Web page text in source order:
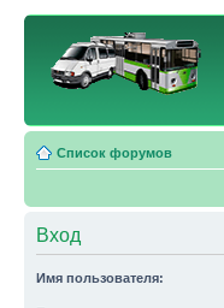
Список форумов
Вход
Имя пользователя: